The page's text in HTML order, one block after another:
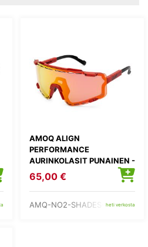
AMOQ ALIGN
PERFORMANCE
AURINKOLASIT PUNAINEN -
PUN
65,00 €
AMQ-NO2-SHADES-7heti verkosta